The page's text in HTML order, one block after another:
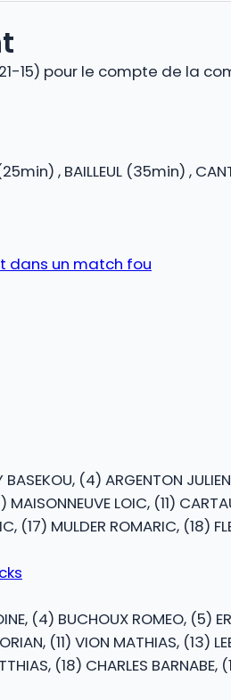
15) pour le compte de la
, BAILLEUL (35min) ,
dans un match fou
(4) ARGENTON
LOIC, (11)
(17) MULDER ROMARIC, (18)
(4) BUCHOUX ROMEO, (5)
(11) VION MATHIAS, (13)
(18) CHARLES BARNABE,